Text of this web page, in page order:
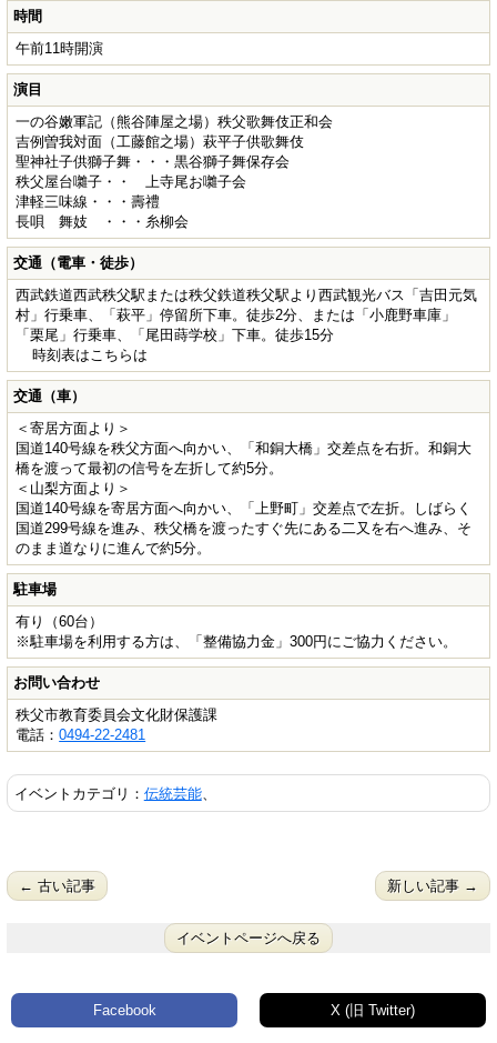
時間
午前11時開演
演目
一の谷嫩軍記（熊谷陣屋之場）秩父歌舞伎正和会
吉例曽我対面（工藤館之場）萩平子供歌舞伎
聖神社子供獅子舞・・・黒谷獅子舞保存会
秩父屋台囃子・・ 上寺尾お囃子会
津軽三味線・・・壽禮
長唄 舞妓 ・・・糸柳会
交通（電車・徒歩）
西武鉄道西武秩父駅または秩父鉄道秩父駅より西武観光バス「吉田元気
村」行乗車、「萩平」停留所下車。徒歩2分、または「小鹿野車庫」
「栗尾」行乗車、「尾田蒔学校」下車。徒歩15分
時刻表はこちらは
交通（車）
＜寄居方面より＞
国道140号線を秩父方面へ向かい、「和銅大橋」交差点を右折。和銅大
橋を渡って最初の信号を左折して約5分。
＜山梨方面より＞
国道140号線を寄居方面へ向かい、「上野町」交差点で左折。しばらく
国道299号線を進み、秩父橋を渡ったすぐ先にある二又を右へ進み、そ
のまま道なりに進んで約5分。
駐車場
有り（60台）
※駐車場を利用する方は、「整備協力金」300円にご協力ください。
お問い合わせ
秩父市教育委員会文化財保護課
電話：0494-22-2481
イベントカテゴリ： 伝統芸能、
← 古い記事 新しい記事 →
イベントページへ戻る
Facebook X (旧 Twitter)